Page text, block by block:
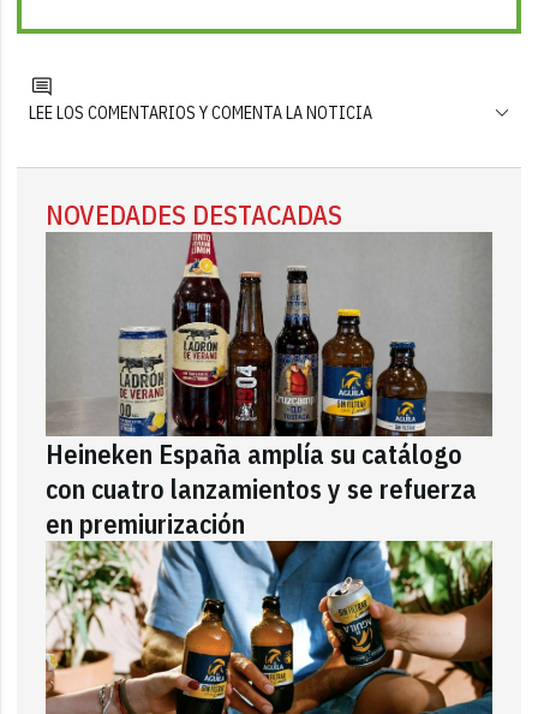
LEE LOS COMENTARIOS Y COMENTA LA NOTICIA
NOVEDADES DESTACADAS
Heineken España amplía su catálogo
con cuatro lanzamientos y se refuerza
en premiurización